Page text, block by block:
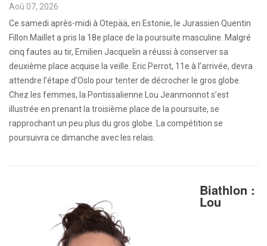
Aoû 07, 2026
Ce samedi après-midi à Otepää, en Estonie, le Jurassien Quentin
Fillon Maillet a pris la 18e place de la poursuite masculine. Malgré
cinq fautes au tir, Emilien Jacquelin a réussi à conserver sa
deuxième place acquise la veille. Eric Perrot, 11e à l’arrivée, devra
attendre l’étape d’Oslo pour tenter de décrocher le gros globe.
Chez les femmes, la Pontissalienne Lou Jeanmonnot s’est
illustrée en prenant la troisième place de la poursuite, se
rapprochant un peu plus du gros globe. La compétition se
poursuivra ce dimanche avec les relais.
Biathlon :
Lou